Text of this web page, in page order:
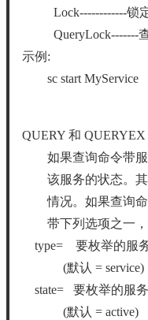
Lock------------锁定
QueryLock-------查
示例:
sc start MyService
QUERY 和 QUERYEX
如果查询命令带服
该服务的状态。其
情况。如果查询命
带下列选项之一，
type= 要枚举的服务
(默认 = service)
state= 要枚举的服务
(默认 = active)